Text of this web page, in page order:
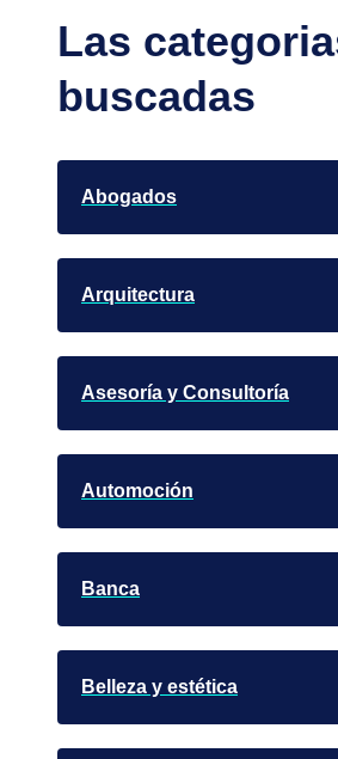
Las
buscadas
Abogados
Arquitectura
Asesoría y Consultoría
Automoción
Banca
Belleza y estética